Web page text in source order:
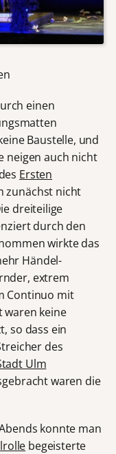
einen
Baustelle, und
neigen auch nicht
Ersten
zunächst nicht
dreiteilige
durch den
wirkte das
Händel-
extrem
Continuo mit
waren keine
so dass ein
des
Ulm
waren die
konnte man
begeisterte